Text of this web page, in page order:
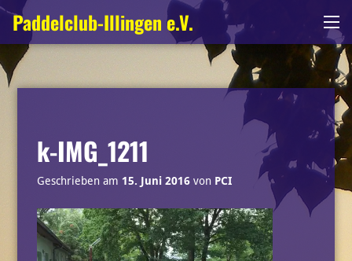
Zum
Inhalt
springen
Paddelclub-Illingen e.V.
k-IMG_1211
Geschrieben am 15. Juni 2016von PCI